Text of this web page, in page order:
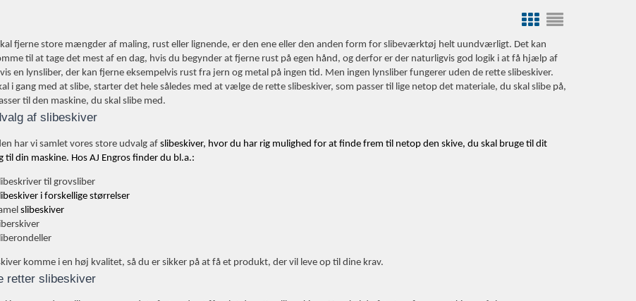
fjerne store mængder af maling, rust eller lignende, er den ene eller den anden form for slibeværktøj helt uundværligt. Det kan
til at tage det mest af en dag, hvis du begynder at fjerne rust på egen hånd, og derfor er der naturligvis god logik i at få hjælp af
en lynsliber, der kan fjerne eksempelvis rust fra jern og metal på ingen tid. Men ingen lynsliber fungerer uden de rette slibeskiver.
i gang med at slibe, starter det hele således med at vælge de rette slibeskiver, som passer til lige netop det materiale, du skal slibe på,
til den maskine, du skal slibe med.
af slibeskiver
har vi samlet vores store udvalg af slibeskiver, hvor du har rig mulighed for at finde frem til netop den skive, du skal bruge til dit
til din maskine. Hos AJ Engros finder du bl.a.:
til grovsliber
i forskellige størrelser
slibeskiver
komme i en høj kvalitet, så du er sikker på at få et produkt, der vil leve op til dine krav.
retter slibeskiver